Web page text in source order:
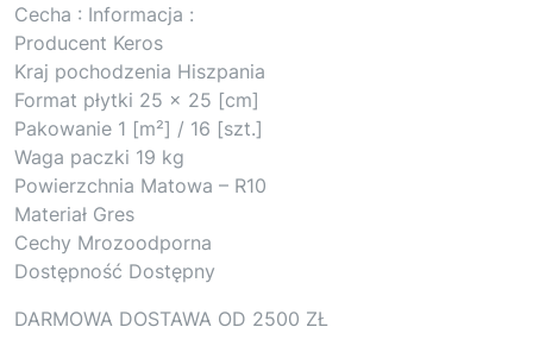
Cecha : Informacja :
Producent Keros
Kraj pochodzenia Hiszpania
Format płytki 25 x 25 [cm]
Pakowanie 1 [m²] / 16 [szt.]
Waga paczki 19 kg
Powierzchnia Matowa – R10
Materiał Gres
Cechy Mrozoodporna
Dostępność Dostępny
DARMOWA DOSTAWA OD 2500 ZŁ